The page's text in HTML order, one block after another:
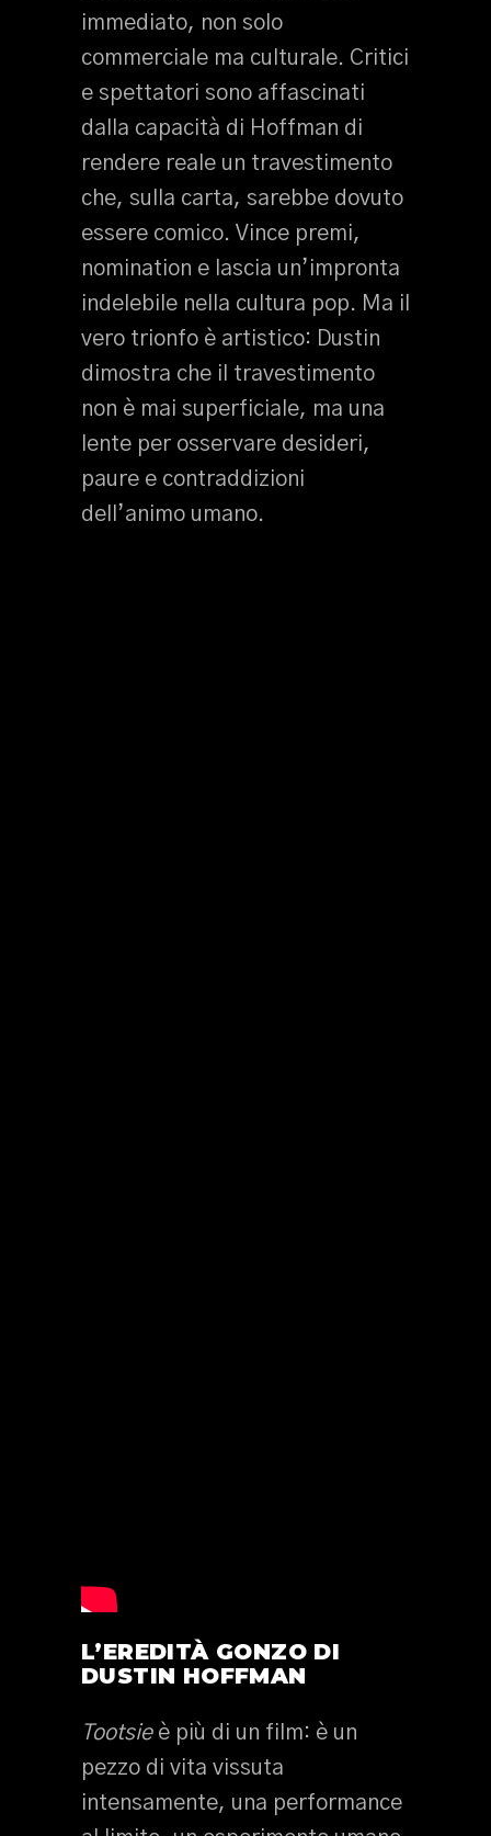
immediato, non solo
commerciale ma culturale. Critici
e spettatori sono affascinati
dalla capacità di Hoffman di
rendere reale un travestimento
che, sulla carta, sarebbe dovuto
essere comico. Vince premi,
nomination e lascia un’impronta
indelebile nella cultura pop. Ma il
vero trionfo è artistico: Dustin
dimostra che il travestimento
non è mai superficiale, ma una
lente per osservare desideri,
paure e contraddizioni
dell’animo umano.
L’EREDITÀ GONZO DI
DUSTIN HOFFMAN
Tootsieè più di un film: è un
pezzo di vita vissuta
intensamente, una performance